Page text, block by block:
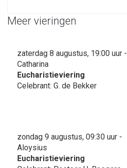
Meer vieringen
zaterdag 8 augustus, 19:00 uur -
Catharina
Eucharistieviering
Celebrant: G. de Bekker
zondag 9 augustus, 09:30 uur -
Aloysius
Eucharistieviering